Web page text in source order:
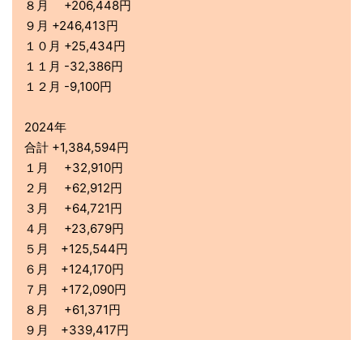
８月 +206,448円
９月 +246,413円
１０月 +25,434円
１１月 -32,386円
１２月 -9,100円
2024年
合計 +1,384,594円
１月 +32,910円
２月 +62,912円
３月 +64,721円
４月 +23,679円
５月 +125,544円
６月 +124,170円
７月 +172,090円
８月 +61,371円
９月 +339,417円